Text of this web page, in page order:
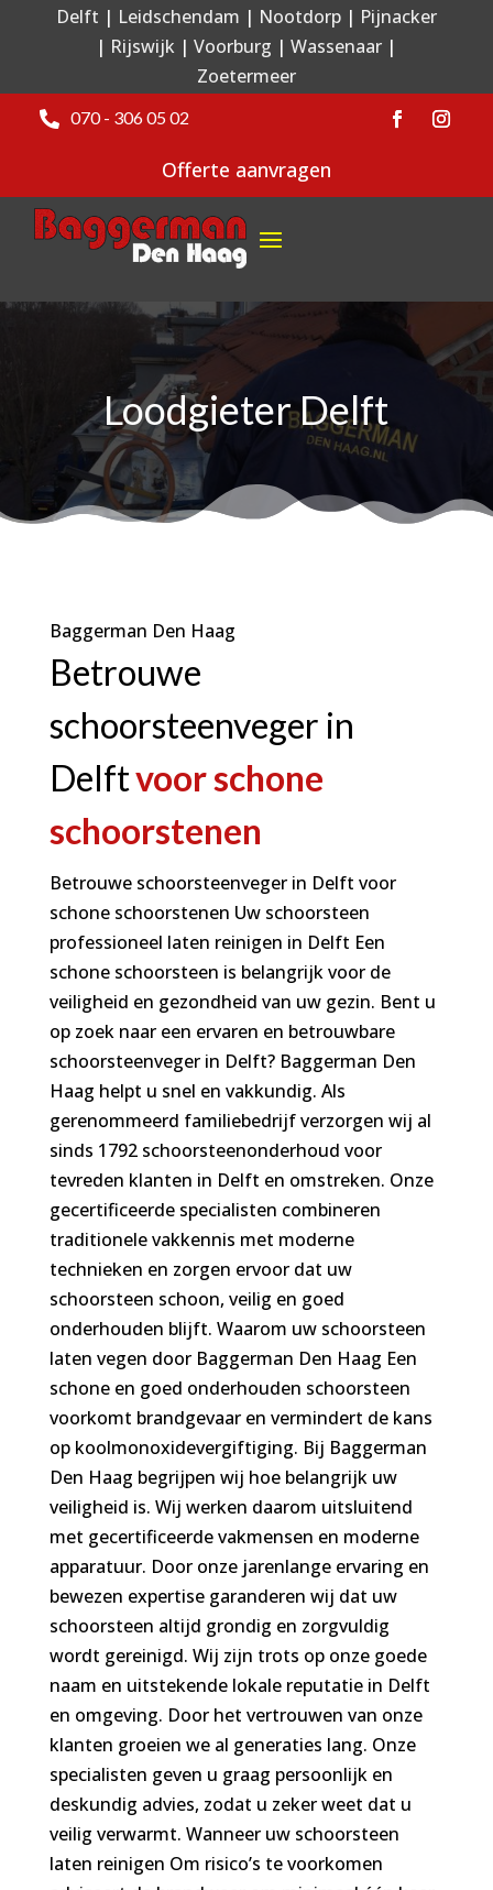
Delft | Leidschendam | Nootdorp| Pijnacker
| Rijswijk |Voorburg |Wassenaar |
Zoetermeer
 070 - 306 05 02
Offerte aanvragen
Loodgieter Delft
Baggerman Den Haag
Betrouwe
schoorsteenveger in
Delftvoor schone
schoorstenen
Betrouwe schoorsteenveger in Delft voor
schone schoorstenen Uw schoorsteen
professioneel laten reinigen in Delft Een
schone schoorsteen is belangrijk voor de
veiligheid en gezondheid van uw gezin. Bent u
op zoek naar een ervaren en betrouwbare
schoorsteenveger in Delft? Baggerman Den
Haag helpt u snel en vakkundig. Als
gerenommeerd familiebedrijf verzorgen wij al
sinds 1792 schoorsteenonderhoud voor
tevreden klanten in Delft en omstreken. Onze
gecertificeerde specialisten combineren
traditionele vakkennis met moderne
technieken en zorgen ervoor dat uw
schoorsteen schoon, veilig en goed
onderhouden blijft. Waarom uw schoorsteen
laten vegen door Baggerman Den Haag Een
schone en goed onderhouden schoorsteen
voorkomt brandgevaar en vermindert de kans
op koolmonoxidevergiftiging. Bij Baggerman
Den Haag begrijpen wij hoe belangrijk uw
veiligheid is. Wij werken daarom uitsluitend
met gecertificeerde vakmensen en moderne
apparatuur. Door onze jarenlange ervaring en
bewezen expertise garanderen wij dat uw
schoorsteen altijd grondig en zorgvuldig
wordt gereinigd. Wij zijn trots op onze goede
naam en uitstekende lokale reputatie in Delft
en omgeving. Door het vertrouwen van onze
klanten groeien we al generaties lang. Onze
specialisten geven u graag persoonlijk en
deskundig advies, zodat u zeker weet dat u
veilig verwarmt. Wanneer uw schoorsteen
laten reinigen Om risico’s te voorkomen